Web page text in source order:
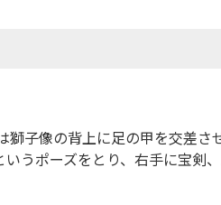
子像の背上に足の甲を交差さ
うポーズをとり、右手に宝剣